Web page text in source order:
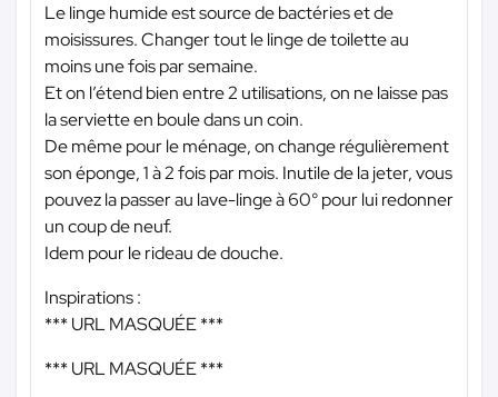
Le linge humide est source de bactéries et de
moisissures. Changer tout le linge de toilette au
moins une fois par semaine.
Et on l’étend bien entre 2 utilisations, on ne laisse pas
la serviette en boule dans un coin.
De même pour le ménage, on change régulièrement
son éponge, 1 à 2 fois par mois. Inutile de la jeter, vous
pouvez la passer au lave-linge à 60° pour lui redonner
un coup de neuf.
Idem pour le rideau de douche.
Inspirations :
*** URL MASQUÉE ***
*** URL MASQUÉE ***